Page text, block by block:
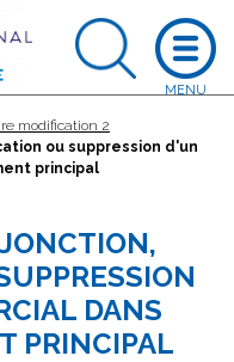
modification 2
ou suppression d'un
principal
DANS
PRINCIPAL